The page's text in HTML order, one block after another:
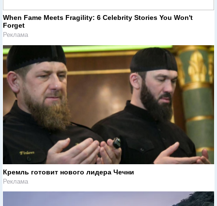
When Fame Meets Fragility: 6 Celebrity Stories You Won't
Forget
Реклама
Кремль готовит нового лидера Чечни
Реклама